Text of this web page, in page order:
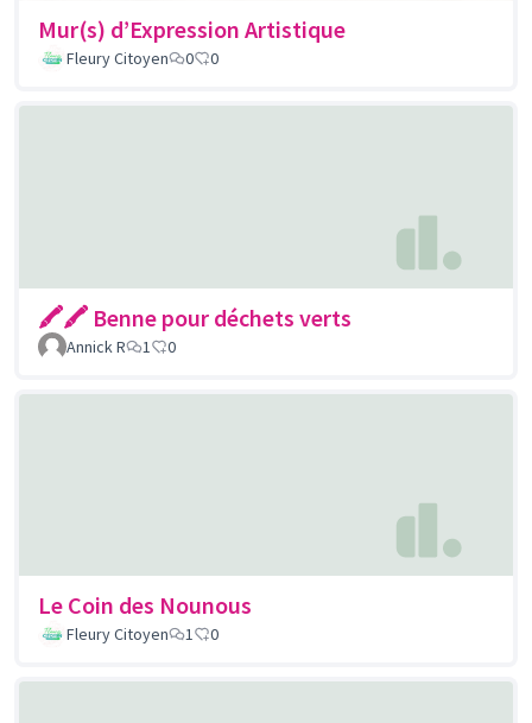
Mur(s) d’Expression Artistique
Fleury Citoyen 0 0
🖍🖍 Benne pour déchets verts
Annick R 1 0
Le Coin des Nounous
Fleury Citoyen 1 0